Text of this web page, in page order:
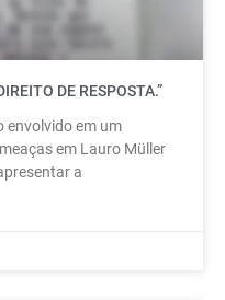
DE RESPOSTA.”
envolvido em um
em Lauro Müller
a